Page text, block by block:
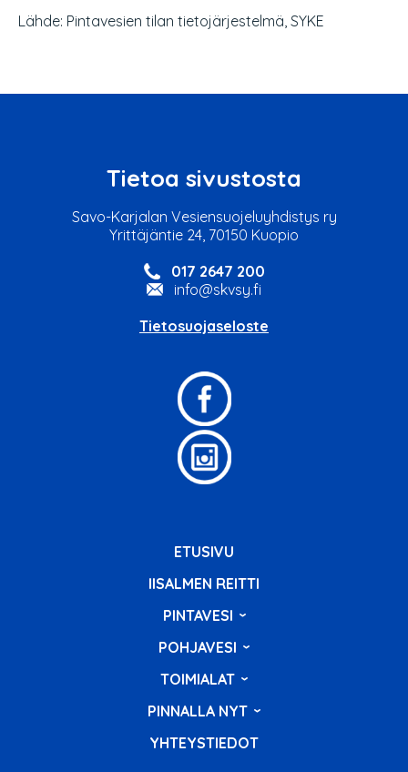
Lähde: Pintavesien tilan tietojärjestelmä, SYKE
Tietoa sivustosta
Savo-Karjalan Vesiensuojeluyhdistys ry
Yrittäjäntie 24, 70150 Kuopio
017 2647 200
info@skvsy.fi
Tietosuojaseloste
ETUSIVU
IISALMEN REITTI
PINTAVESI
POHJAVESI
TOIMIALAT
PINNALLA NYT
YHTEYSTIEDOT